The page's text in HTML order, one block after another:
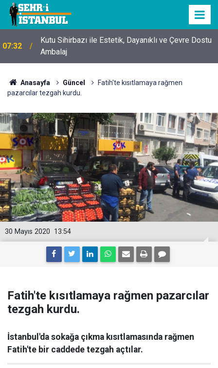
07:32
Kutu Sihirbazı ile Estetik, Dayanıklı ve Çevre Dostu
Ambalaj
Anasayfa Güncel
Fatih'te kısıtlamaya rağmen
pazarcılar tezgah kurdu.
13:54
30 Mayıs 2020
Fatih'te kısıtlamaya rağmen pazarcılar
tezgah kurdu.
İstanbul'da sokağa çıkma kısıtlamasında rağmen
Fatih'te bir caddede tezgah açtılar.